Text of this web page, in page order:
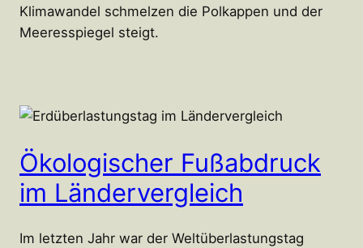
Klimawandel schmelzen die Polkappen und der
Meeresspiegel steigt.
Ökologischer Fußabdruck
im Ländervergleich
Im letzten Jahr war der Weltüberlastungstag